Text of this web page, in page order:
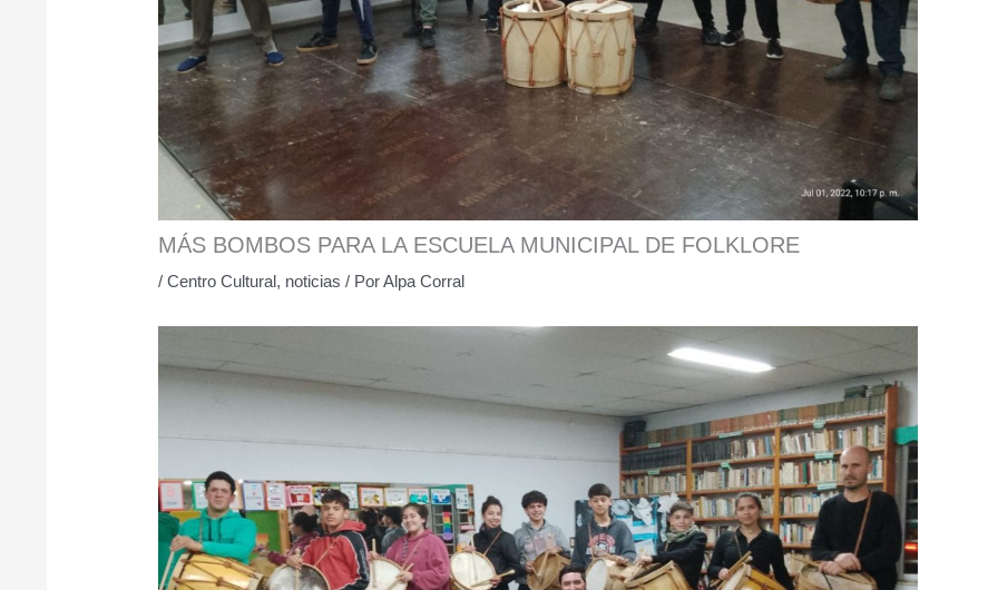
MÁS BOMBOS PARA LA ESCUELA MUNICIPAL DE FOLKLORE
/Centro Cultural, noticias / PorAlpa Corral